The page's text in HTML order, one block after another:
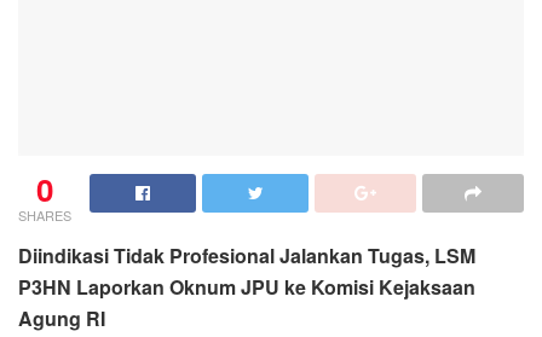
0
SHARES
Diindikasi Tidak Profesional Jalankan Tugas, LSM
P3HN Laporkan Oknum JPU ke Komisi Kejaksaan
Agung RI